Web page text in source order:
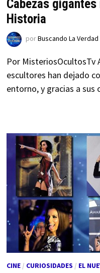
Cabezas
Historia
porBuscando La Verdad
Por MisteriosOcultosTv
escultores han dejado
entorno, y gracias a
CINE/ CURIOSIDADES / EL